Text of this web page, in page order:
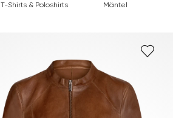
T-Shirts & Poloshirts Mäntel